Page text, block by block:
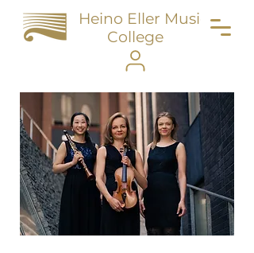
Heino Eller Music
College